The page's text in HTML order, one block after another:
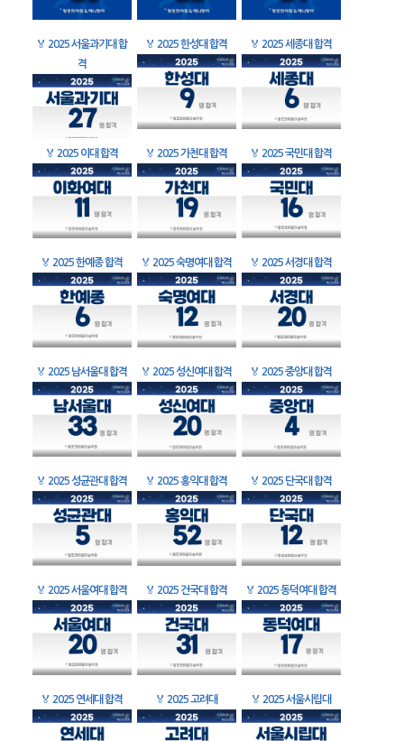
🏅 2025 서울과기대 합
격
🏅 2025 한성대 합격 🏅 2025 세종대 합격
🏅 2025 이대 합격 🏅 2025 가천대 합격 🏅 2025 국민대 합격
🏅 2025 한예종 합격 🏅 2025 숙명여대 합격 🏅 2025 서경대 합격
🏅 2025 남서울대 합격 🏅 2025 성신여대 합격 🏅 2025 중앙대 합격
🏅 2025 성균관대 합격 🏅 2025 홍익대 합격 🏅 2025 단국대 합격
🏅 2025 서울여대 합격 🏅 2025 건국대 합격 🏅 2025 동덕여대 합격
🏅 2025 연세대 합격 🏅 2025 고려대 🏅 2025 서울시립대